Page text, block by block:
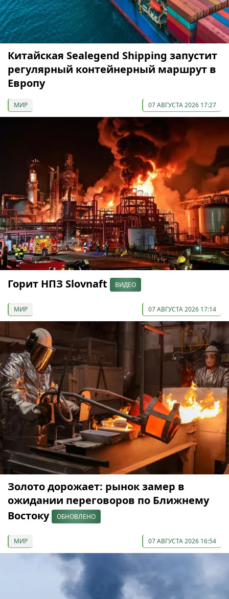
Китайская Sealegend Shipping запустит
регулярный контейнерный маршрут в
Европу
МИР 07 АВГУСТА 2026 17:27
Горит НПЗ Slovnaft ВИДЕО
МИР 07 АВГУСТА 2026 17:14
Золото дорожает: рынок замер в
ожидании переговоров по Ближнему
Востоку
ОБНОВЛЕНО
МИР 07 АВГУСТА 2026 16:54